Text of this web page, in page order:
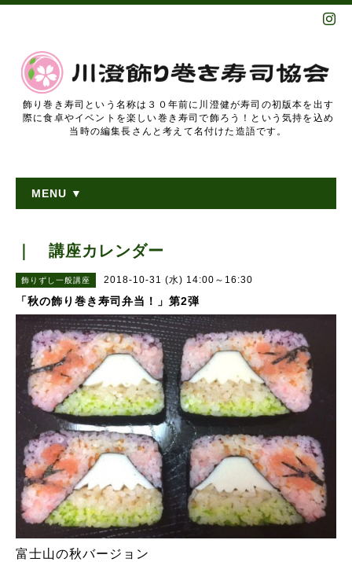
飾り巻き寿司という名称は３０年前に川澄健が寿司の初版本を出す
際に食卓やイベントを楽しい巻き寿司で飾ろう！という気持を込め
当時の編集長さんと考えて名付けた造語です。
MENU ▼
｜ 講座カレンダー
飾りずし一般講座 2018-10-31 (水) 14:00～16:30
「秋の飾り巻き寿司弁当！」第2弾
富士山の秋バージョン